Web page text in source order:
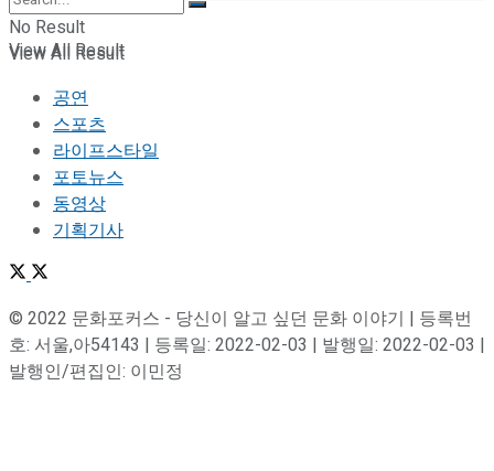
View All Result
No Result
View All Result
공연
스포츠
라이프스타일
포토뉴스
동영상
기획기사
© 2022 문화포커스 - 당신이 알고 싶던 문화 이야기 | 등록번
호: 서울,아54143 | 등록일: 2022-02-03 | 발행일: 2022-02-03 |
발행인/편집인: 이민정